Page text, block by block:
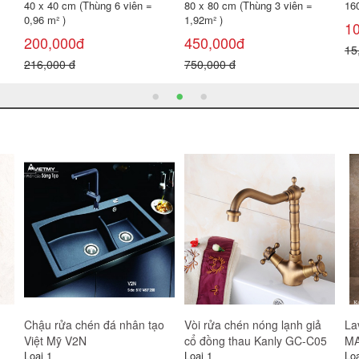
500 x 700 x 5mm
470,000đ
550,000 đ
6 món
1,350,000đ
1,600,000 đ
Gạch ốp trang trí tranh thảm
ORHD66179
Loại 1
Gạch ốp tường giá rẻ 30x60
NLP3666-67-68
Loại 1